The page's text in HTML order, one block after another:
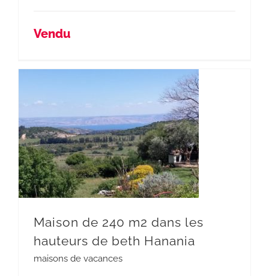
Vendu
Maison de 240 m2 dans les
hauteurs de beth Hanania
maisons de vacances